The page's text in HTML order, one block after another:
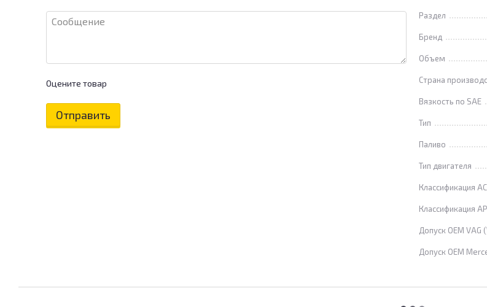
Оцените товар
Отправить
Раздел
Бренд
Объем
Страна
Вязкость по SAE
Тип
Паливо
Тип двигателя
Классификация
Классификация
Допуск OEM VAG
Допуск OEM